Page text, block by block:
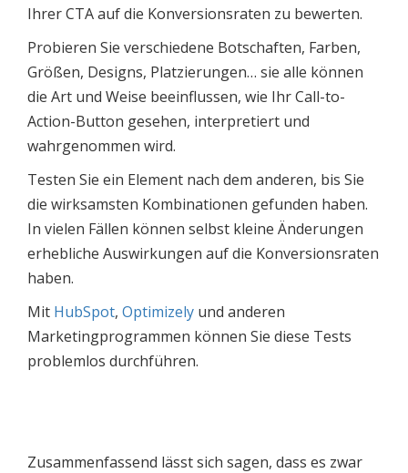
Ihrer CTA auf die Konversionsraten zu bewerten.
Probieren Sie verschiedene Botschaften, Farben,
Größen, Designs, Platzierungen… sie alle können
die Art und Weise beeinflussen, wie Ihr Call-to-
Action-Button gesehen, interpretiert und
wahrgenommen wird.
Testen Sie ein Element nach dem anderen, bis Sie
die wirksamsten Kombinationen gefunden haben.
In vielen Fällen können selbst kleine Änderungen
erhebliche Auswirkungen auf die Konversionsraten
haben.
Mit HubSpot, Optimizely und anderen
Marketingprogrammen können Sie diese Tests
problemlos durchführen.
Zusammenfassend lässt sich sagen, dass es zwar